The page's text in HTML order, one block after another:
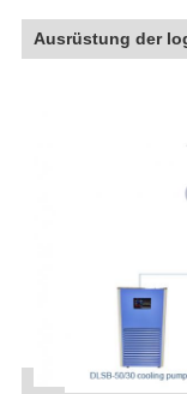
Ausrüstung der